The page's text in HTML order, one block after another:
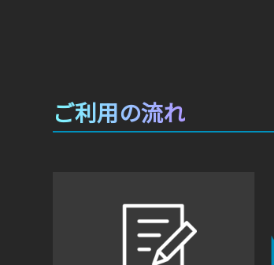
ご利用の流れ